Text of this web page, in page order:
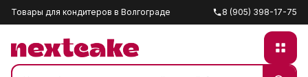
Товары для кондитеров в Волгограде 8 (905) 398-17-75